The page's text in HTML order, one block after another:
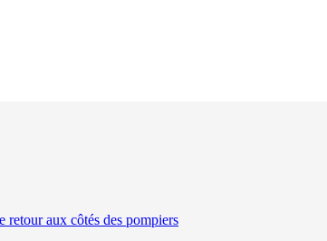
retour aux côtés des pompiers